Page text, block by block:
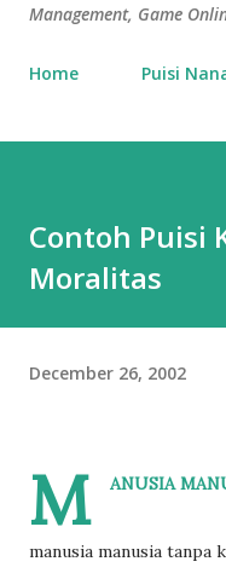
Management, Game
Home Puisi
Contoh Puisi
Moralitas
December 26, 2002
M ANUSIA
manusia manusia tanpa